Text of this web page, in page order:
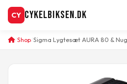
CY CykelBiksen.dk
Shop Sigma Lygtesæt AURA 80 &